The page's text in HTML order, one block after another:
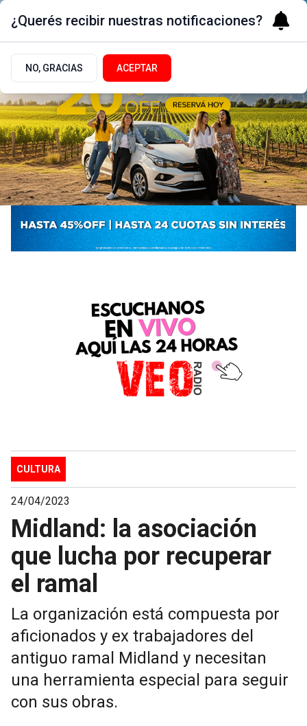
CULTURA
24/04/2023
Midland: la asociación
que lucha por recuperar
el ramal
La organización está compuesta por
aficionados y ex trabajadores del
antiguo ramal Midland y necesitan
una herramienta especial para seguir
con sus obras.
¿Querés recibir nuestras notificaciones?
NO, GRACIAS ACEPTAR